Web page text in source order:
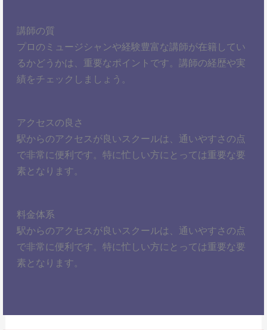
講師の質
プロのミュージシャンや経験豊富な講師が在籍してい
るかどうかは、重要なポイントです。講師の経歴や実
績をチェックしましょう。
アクセスの良さ
駅からのアクセスが良いスクールは、通いやすさの点
で非常に便利です。特に忙しい方にとっては重要な要
素となります。
料金体系
駅からのアクセスが良いスクールは、通いやすさの点
で非常に便利です。特に忙しい方にとっては重要な要
素となります。